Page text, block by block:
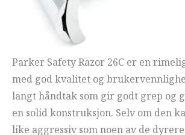
Parker Safety Razor 26C er en
med god kvalitet og
langt håndtak som gir godt grep og
en solid konstruksjon. Selv om den
like aggressiv som noen av de